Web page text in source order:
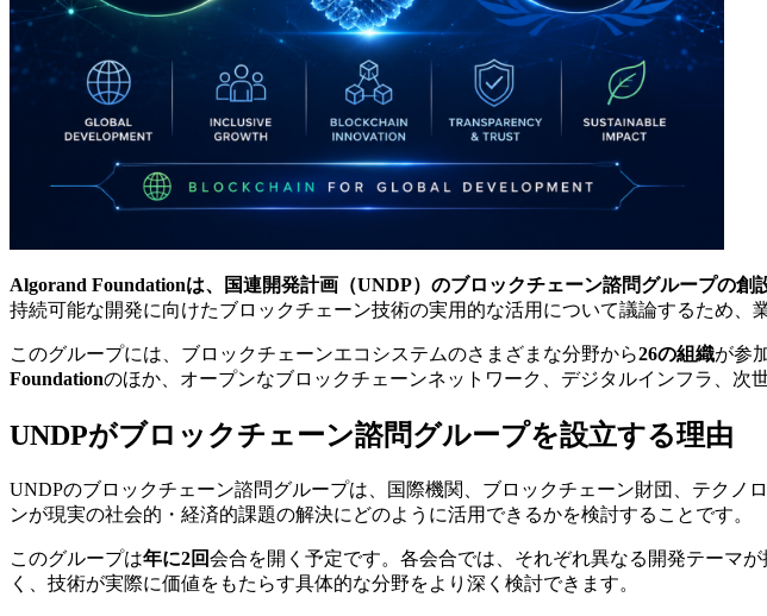
Algorand Foundationは、国連開発計画（UNDP）のブロックチェーン諮問グループの創
持続可能な開発に向けたブロックチェーン技術の実用的な活用について議論するため、
このグループには、ブロックチェーンエコシステムのさまざまな分野から26の組織が参
Foundationのほか、オープンなブロックチェーンネットワーク、デジタルインフラ、次
UNDPがブロックチェーン諮問グループを設立する理由
UNDPのブロックチェーン諮問グループは、国際機関、ブロックチェーン財団、テク
ンが現実の社会的・経済的課題の解決にどのように活用できるかを検討することです。
このグループは年に2回会合を開く予定です。各会合では、それぞれ異なる開発テーマ
く、技術が実際に価値をもたらす具体的な分野をより深く検討できます。